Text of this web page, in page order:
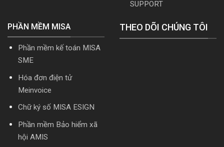
SUPPORT
PHẦN MỀM MISA
Phần mềm kế toán MISA
SME
Hóa đơn điện tử
Meinvoice
Chữ ký số MISA ESIGN
Phần mềm Bảo hiểm xã
hội AMIS
THEO DÕI CHÚNG TÔI